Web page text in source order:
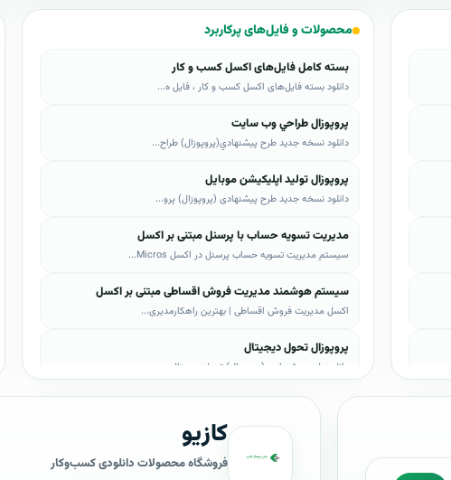
محصولات و فایل‌های پرکاربرد
بسته کامل فایل‌های اکسل کسب و کار
دانلود بسته فایل‌های اکسل کسب و کار ، فایل ه...
پروپوزال طراحي وب سايت
دانلود نسخه جدید طرح پيشنهادي(پروپوزال) طراح...
پروپوزال تولید اپلیکیشن موبایل
دانلود نسخه جدید طرح پیشنهادی (پروپوزال) پرو...
مدیریت تسویه حساب با پرسنل مبتنی بر اکسل
سیستم مدیریت تسویه حساب پرسنل در اکسل Micros...
سیستم هوشمند مدیریت فروش اقساطی مبتنی بر اکسل
اکسل مدیریت فروش اقساطی | بهترین راهکارمدیری...
پروپوزال تحول دیجیتال
دانلود طرح پیشنهادی (پروپوزال) تحول دیجیتال،...
پروپوزال AI
دانلود طرح پيشنهادي(پروپوزال) هوش مصنوعی (AI...
پروپوزال بیزاجی
کازیو
فروشگاه محصولات دانلودی کسب‌وکار